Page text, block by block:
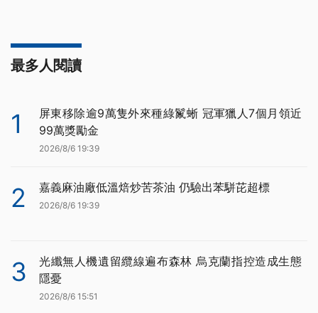
最多人閱讀
1
屏東移除逾9萬隻外來種綠鬣蜥 冠軍獵人7個月領近
99萬獎勵金
2026/8/6 19:39
2 嘉義麻油廠低溫焙炒苦茶油 仍驗出苯駢芘超標
2026/8/6 19:39
3
光纖無人機遺留纜線遍布森林 烏克蘭指控造成生態
隱憂
2026/8/6 15:51